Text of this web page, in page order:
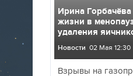
Ирина Горбачёва
жизни в
удаления
Новости 02 Мая 12:30
Взрывы на